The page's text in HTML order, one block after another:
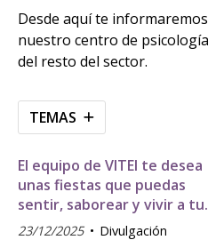
Desde aquí te
nuestro centro de
del resto del sector.
TEMAS
El equipo de VITEI te desea
unas fiestas que puedas
sentir, saborear y vivir a tu
manera.
23/12/2025 Divulgación